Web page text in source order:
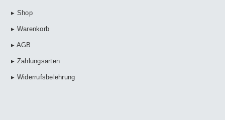
▸ Shop
▸ Warenkorb
▸ AGB
▸ Zahlungsarten
▸ Widerrufsbelehrung